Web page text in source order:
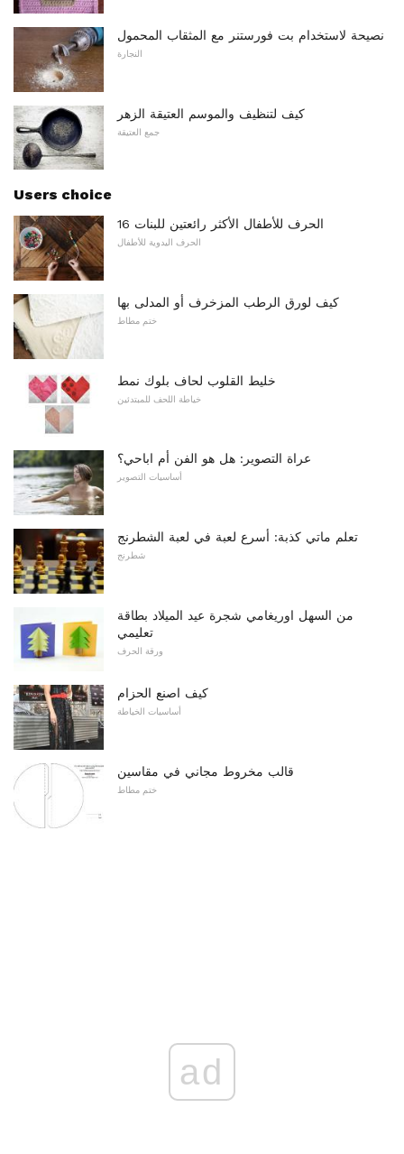
نصيحة لاستخدام بت فورستنر مع المثقاب المحمول
النجارة
كيف لتنظيف والموسم العتيقة الزهر
جمع العتيقة
Users choice
16 الحرف للأطفال الأكثر رائعتين للبنات
الحرف اليدوية للأطفال
كيف لورق الرطب المزخرف أو المدلى بها
ختم مطاط
خليط القلوب لحاف بلوك نمط
خياطة اللحف للمبتدئين
عراة التصوير: هل هو الفن أم اباحي؟
أساسيات التصوير
تعلم ماتي كذبة: أسرع لعبة في لعبة الشطرنج
شطرنج
من السهل اوريغامي شجرة عيد الميلاد بطاقة
تعليمي
ورقة الحرف
كيف اصنع الحزام
أساسيات الخياطة
قالب مخروط مجاني في مقاسين
ختم مطاط
ad